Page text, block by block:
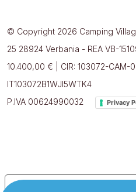
© Copyright 2026 Camping
25 28924 Verbania - REA VB-
10.400,00 € | CIR: 103072-CAM-
IT103072B1WJI5WTK4
P.IVA 00624990032
Privacy